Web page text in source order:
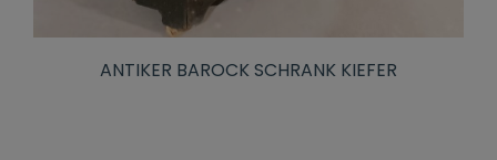
ANTIKER BAROCK SCHRANK KIEFER